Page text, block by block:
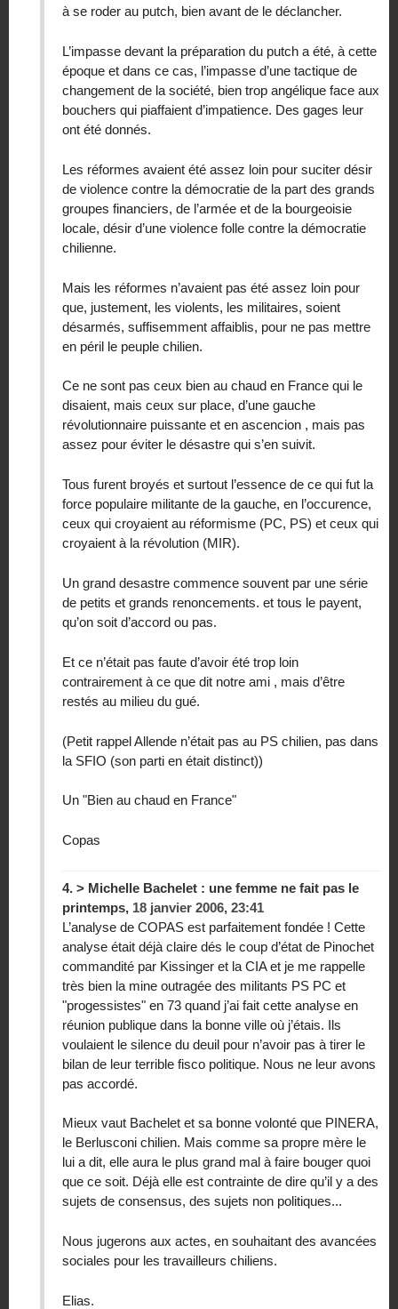
à se roder au putch, bien avant de le déclancher.
L’impasse devant la préparation du putch a été, à cette
époque et dans ce cas, l’impasse d’une tactique de
changement de la société, bien trop angélique face aux
bouchers qui piaffaient d’impatience. Des gages leur
ont été donnés.
Les réformes avaient été assez loin pour suciter désir
de violence contre la démocratie de la part des grands
groupes financiers, de l’armée et de la bourgeoisie
locale, désir d’une violence folle contre la démocratie
chilienne.
Mais les réformes n’avaient pas été assez loin pour
que, justement, les violents, les militaires, soient
désarmés, suffisemment affaiblis, pour ne pas mettre
en péril le peuple chilien.
Ce ne sont pas ceux bien au chaud en France qui le
disaient, mais ceux sur place, d’une gauche
révolutionnaire puissante et en ascencion , mais pas
assez pour éviter le désastre qui s’en suivit.
Tous furent broyés et surtout l’essence de ce qui fut la
force populaire militante de la gauche, en l’occurence,
ceux qui croyaient au réformisme (PC, PS) et ceux qui
croyaient à la révolution (MIR).
Un grand desastre commence souvent par une série
de petits et grands renoncements. et tous le payent,
qu’on soit d’accord ou pas.
Et ce n’était pas faute d’avoir été trop loin
contrairement à ce que dit notre ami , mais d’être
restés au milieu du gué.
(Petit rappel Allende n’était pas au PS chilien, pas dans
la SFIO (son parti en était distinct))
Un "Bien au chaud en France"
Copas
4. > Michelle Bachelet : une femme ne fait pas le
printemps, 18 janvier 2006, 23:41
L’analyse de COPAS est parfaitement fondée ! Cette
analyse était déjà claire dés le coup d’état de Pinochet
commandité par Kissinger et la CIA et je me rappelle
très bien la mine outragée des militants PS PC et
"progessistes" en 73 quand j’ai fait cette analyse en
réunion publique dans la bonne ville où j’étais. Ils
voulaient le silence du deuil pour n’avoir pas à tirer le
bilan de leur terrible fisco politique. Nous ne leur avons
pas accordé.
Mieux vaut Bachelet et sa bonne volonté que PINERA,
le Berlusconi chilien. Mais comme sa propre mère le
lui a dit, elle aura le plus grand mal à faire bouger quoi
que ce soit. Déjà elle est contrainte de dire qu’il y a des
sujets de consensus, des sujets non politiques...
Nous jugerons aux actes, en souhaitant des avancées
sociales pour les travailleurs chiliens.
Elias.